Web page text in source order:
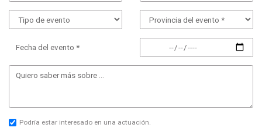
Fecha del evento *
Podría estar interesado en una actuación.